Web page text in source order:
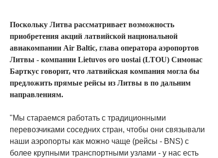
Поскольку Литва рассматривает возможность
приобретения акций латвийской национальной
авиакомпании Air Baltic, глава оператора аэропортов
Литвы - компании Lietuvos oro uostai (LTOU) Симонас
Барткус говорит, что латвийская компания могла бы
предложить прямые рейсы из Литвы в по дальним
направлениям.
"Мы стараемся работать с традиционными
перевозчиками соседних стран, чтобы они связывали
наши аэропорты как можно чаще (рейсы - BNS) с
более крупными транспортными узлами - у нас есть